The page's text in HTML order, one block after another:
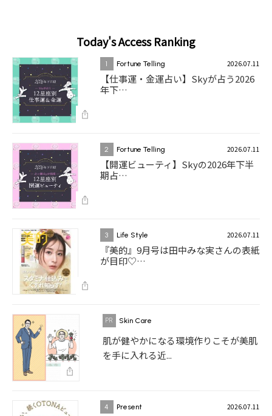
Today's Access Ranking
1 Fortune Telling 2026.07.11
【仕事運・金運占い】Skyが占う2026
年下…
2 Fortune Telling 2026.07.11
【開運ビューティ】Skyの2026年下半
期占…
3 Life Style 2026.07.11
『美的』9月号は田中みな実さんの表紙
が目印♡…
Skin Care
肌が健やかになる環境作りこそが美肌
を手に入れる近...
4 Present 2026.07.11